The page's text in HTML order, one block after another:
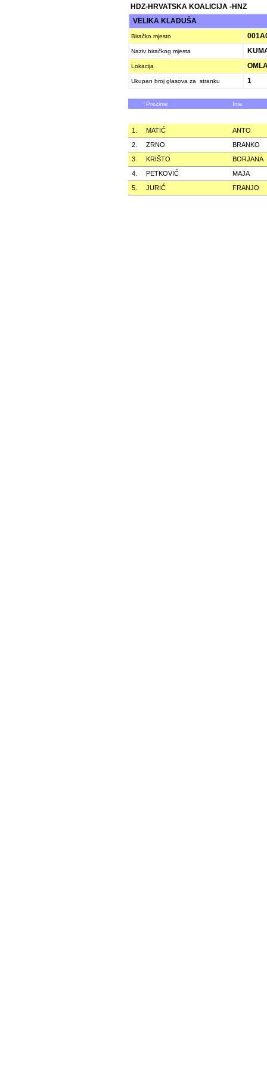
HDZ-HRVATSKA KOALICIJA -HNZ
VELIKA KLADUŠA
Biračko mjesto
Naziv biračkog mjesta
Lokacija
Ukupan broj glasova za stranku 1
Prezime Ime
1. MATIĆ
ANTO
2.
ZRNO
BRANKO
3.
KRIŠTO
BORJANA
4.
PETKOVIĆ
MAJA
5.
JURIĆ FRANJO